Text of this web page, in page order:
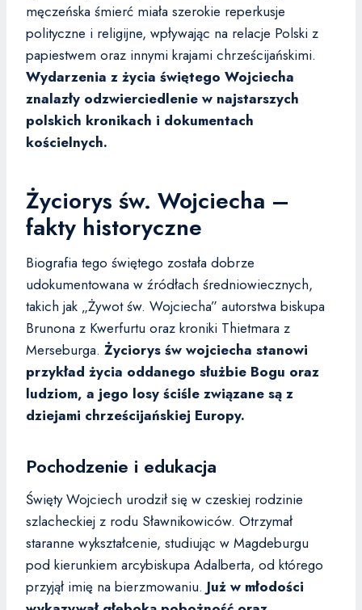
męczeńska śmierć miała szerokie reperkusje
polityczne i religijne, wpływając na relacje Polski z
papiestwem oraz innymi krajami chrześcijańskimi.
Wydarzenia z życia świętego Wojciecha
znalazły odzwierciedlenie w najstarszych
polskich kronikach i dokumentach
kościelnych.
Życiorys św. Wojciecha –
fakty historyczne
Biografia tego świętego została dobrze
udokumentowana w źródłach średniowiecznych,
takich jak „Żywot św. Wojciecha” autorstwa biskupa
Brunona z Kwerfurtu oraz kroniki Thietmara z
Merseburga. Życiorys św wojciecha stanowi
przykład życia oddanego służbie Bogu oraz
ludziom, a jego losy ściśle związane są z
dziejami chrześcijańskiej Europy.
Pochodzenie i edukacja
Święty Wojciech urodził się w czeskiej rodzinie
szlacheckiej z rodu Sławnikowiców. Otrzymał
staranne wykształcenie, studiując w Magdeburgu
pod kierunkiem arcybiskupa Adalberta, od którego
przyjął imię na bierzmowaniu. Już w młodości